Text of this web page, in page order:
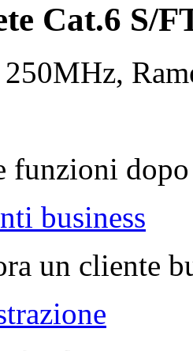
Cat.6 S/
funzioni
business
un cliente